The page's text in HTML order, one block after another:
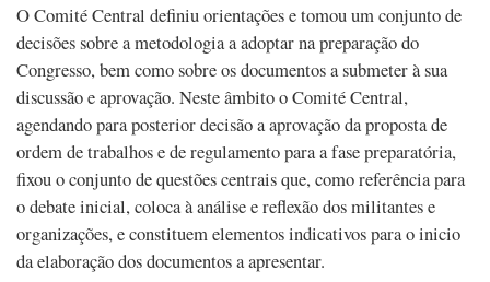
O Comité Central definiu orientações e tomou um conjunto de
decisões sobre a metodologia a adoptar na preparação do
Congresso, bem como sobre os documentos a submeter à sua
discussão e aprovação. Neste âmbito o Comité Central,
agendando para posterior decisão a aprovação da proposta de
ordem de trabalhos e de regulamento para a fase preparatória,
fixou o conjunto de questões centrais que, como referência para
o debate inicial, coloca à análise e reflexão dos militantes e
organizações, e constituem elementos indicativos para o inicio
da elaboração dos documentos a apresentar.